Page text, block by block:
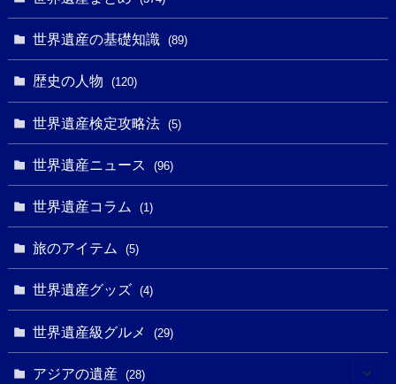
(5)
(18)
(43)
(4)
(32)
(13)
(2)
(1)
(6)
(1)
(27)
(10)
(4)
(9)
(3)
(5)
(19)
世界遺産の基礎知識 (89)
歴史の人物 (120)
世界遺産検定攻略法 (5)
世界遺産ニュース (96)
世界遺産コラム (1)
旅のアイテム (5)
世界遺産グッズ (4)
世界遺産級グルメ (29)
アジアの遺産 (28)